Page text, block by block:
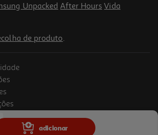
adicionar
Luz
Unpacked After Hours Vida
de produto.